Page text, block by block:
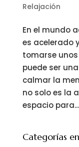
Relajación
En el mundo
es acelerado
tomarse
puede ser
calmar la
no solo es la
espacio para...
Categorías